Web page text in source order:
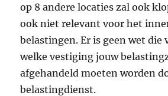
op 8 andere locaties zal ook
ook niet relevant voor het
belastingen. Er is geen wet
welke vestiging jouw
afgehandeld moeten worden
belastingdienst.